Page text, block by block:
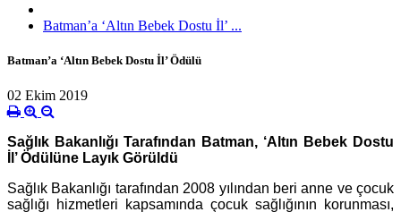
Batman’a ‘Altın Bebek Dostu İl’ ...
Batman’a ‘Altın Bebek Dostu İl’ Ödülü
02 Ekim 2019
Sağlık Bakanlığı Tarafından Batman, ‘Altın Bebek Dostu
İl’ Ödülüne Layık Görüldü
Sağlık Bakanlığı tarafından 2008 yılından beri anne ve çocuk
sağlığı hizmetleri kapsamında çocuk sağlığının korunması,